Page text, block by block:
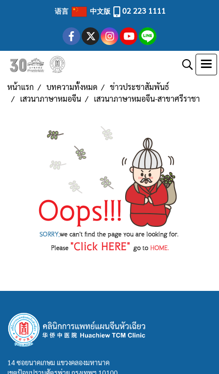
语言 中文版 02 223 1111
หน้าแรก บทความทั้งหมด
ข่าวประชาสัมพันธ์
เสวนาภาษาหมอจีน
เสวนาภาษาหมอจีน-สาขาศรีราชา
14 ซอยนาคเกษม แขวงคลองมหานาค